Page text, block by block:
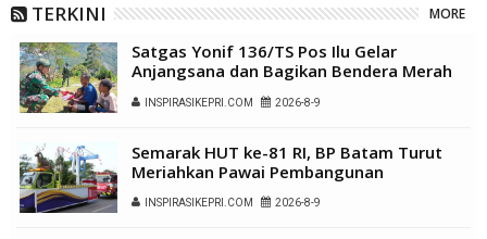
TERKINI MORE
Satgas Yonif 136/TS Pos Ilu Gelar
Anjangsana dan Bagikan Bendera Merah
Putih di Kampung Lambo
INSPIRASIKEPRI.COM 2026-8-9
Semarak HUT ke-81 RI, BP Batam Turut
Meriahkan Pawai Pembangunan
INSPIRASIKEPRI.COM 2026-8-9